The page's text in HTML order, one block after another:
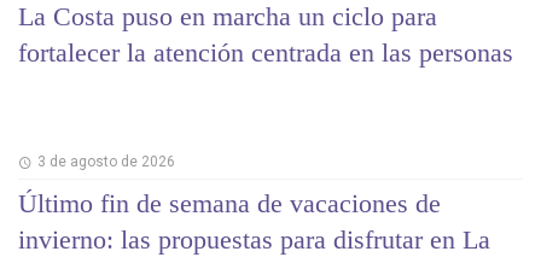
La Costa puso en marcha un ciclo para
fortalecer la atención centrada en las personas
3 de agosto de 2026
Último fin de semana de vacaciones de
invierno: las propuestas para disfrutar en La